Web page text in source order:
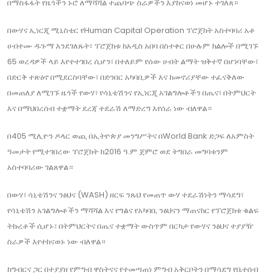
በማስፋፋት የዜጎችን ኑሮ ለማሻሻል ተጨባጭ ስራዎችን እያከናወነ መሆኑ ተገለጸ።
በውሃና ኢነርጂ ሚኒስቴር የHuman Capital Operation ፕሮጀክት አስተባባሪ አቶ
ሀብተሙ ዱጉማ እንደገለጹት፣ ፕሮጀክቱ ከአዲስ አበባ በስተቀር በሁሉም ክልሎች በሚገኙ
65 ወረዳዎች ላይ እየተተገበረ ሲሆን፣ በተለይም የሰው ሀብት ልማት ዝቅተኛ በሆነባቸው፣
በድርቅ ተጽዕኖ በሚደርስባቸው፣ በድንበር አካባቢዎች እና ከመኖሪያቸው ተፈናቅለው
በመጠለያ ለሚገኙ ዜጎች የውሃ፣ የሳኒቴሽንና የኢነርጂ አገልግሎቶችን በጤና፣ በትምህርት
እና በማህበረሰብ ተቋማት ደረጃ ተደራሽ ለማድረግ እየሰራ ነው ብለዋል።
በ405 ሚሊዮን ዶላር ወጪ በኢትዮጵያ መንግሥትና በWorld Bank ድጋፍ ለአምስት
ዓመታት የሚተገበረው ፕሮጀክት ከ2016 ዓ.ም ጀምሮ ወደ ትግበራ መግባቱንም
አስተባባሪው ገልጸዋል።
በውሃ፣ ሳኒቴሽንና ንፅህና (WASH) ዘርፍ ንጹህ የመጠጥ ውሃ ተደራሽነትን ማሳደግ፣
የሳኒቴሽን አገልግሎቶችን ማሻሻል እና የግልና የአካባቢ ንፅህናን ማጠናከር የፕሮጀክቱ ቁልፍ
ትኩረቶች ሲሆኑ፣ በትምህርትና በጤና ተቋማት ውስጥም በርካታ የውሃና ንፅህና ተያያዥ
ስራዎች እየተከናወኑ ነው ብለዋል።
ከግብርና ጋር በተያያዘ የምግብ ዋስትናና የተመጣጠነ ምግብ አቅርቦትን በማሳደግ የቤተሰብ